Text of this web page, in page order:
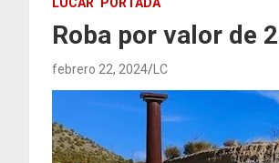
LÚCAR PORTADA
Roba por valor de
febrero 22, 2024 LC